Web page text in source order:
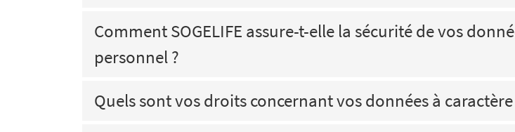
Comment SOGELIFE assure-t-elle la sécurité de vos
personnel ?
Quels sont vos droits concernant vos données à